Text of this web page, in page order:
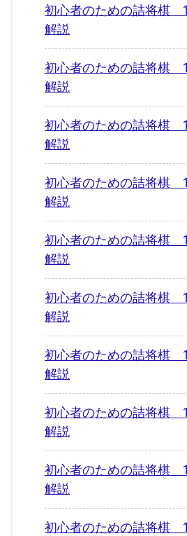
初心者のための詰将棋
解説
初心者のための詰将棋
解説
初心者のための詰将棋
解説
初心者のための詰将棋
解説
初心者のための詰将棋
解説
初心者のための詰将棋
解説
初心者のための詰将棋
解説
初心者のための詰将棋
解説
初心者のための詰将棋
解説
初心者のための詰将棋